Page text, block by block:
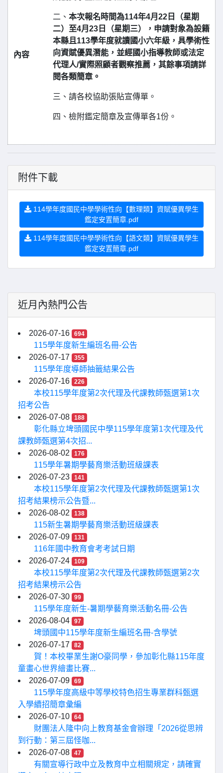
內容
二、 本次報名時間為114年4月22日（星期
二）至4月23日（星期三），申請對象為設籍
本縣且113學年度就讀國小六年級，具學術性
向資賦優異潛能，並經國小指導教師或法定
代理人/實際照顧者觀察推薦，其餘事項請詳
閱各類簡章。
三、請各校協助張貼宣傳單。
四、檢附鑑定簡章及宣傳單各1份。
附件下載
114學年度國民中學學術性向【數理類】資賦優異學生
鑑定安置簡章.pdf
114學年度國民中學學術性向【語文類】資賦優異學生
鑑定安置簡章.pdf
近月內熱門公告
2026-07-16 694
115學年度新生編班名冊-公告
2026-07-17
355
115學年度導師抽籤結果公告
2026-07-16
226
本校115學年度第2次代理及代課教師甄選第1次
招考公告
2026-07-08
188
彰化縣立埤頭國民中學115學年度第1次代理及代
課教師甄選第4次招...
2026-08-02
176
115學年暑期學藝育樂活動班級課表
2026-07-23
141
本校115學年度第2次代理及代課教師甄選第1次
招考結果榜示公告暨...
2026-08-02
138
115新生暑期學藝育樂活動班級課表
2026-07-09
131
116年國中教育會考考試日期
2026-07-24
109
本校115學年度第2次代理及代課教師甄選第2次
招考結果榜示公告
2026-07-30
99
115學年度新生-暑期學藝育樂活動名冊-公告
2026-08-04
97
埤頭國中115學年度新生編班名冊-含學號
2026-07-17
82
賀！本校畢業生謝O豪同學，參加彰化縣115年度
童畫心世界繪畫比賽...
2026-07-09
69
115學年度高級中等學校特色招生專業群科甄選
入學續招簡章彙編
2026-07-10
64
財團法人隆中向上教育基金會辦理「2026從思辨
到行動：第三屆怪咖...
2026-07-08
47
有關宣導行政中立及教育中立相關規定，請確實